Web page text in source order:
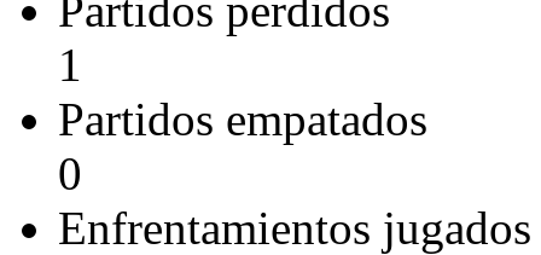
1
Partidos empatados
0
Enfrentamientos jugados